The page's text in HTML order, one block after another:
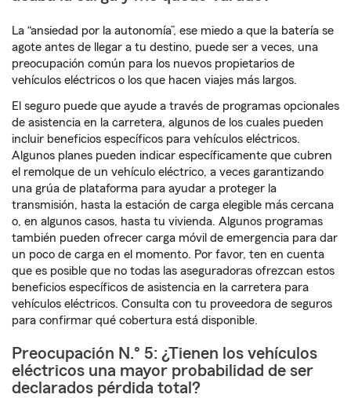
La “ansiedad por la autonomía”, ese miedo a que la batería se
agote antes de llegar a tu destino, puede ser a veces, una
preocupación común para los nuevos propietarios de
vehículos eléctricos o los que hacen viajes más largos.
El seguro puede que ayude a través de programas opcionales
de asistencia en la carretera, algunos de los cuales pueden
incluir beneficios específicos para vehículos eléctricos.
Algunos planes pueden indicar específicamente que cubren
el remolque de un vehículo eléctrico, a veces garantizando
una grúa de plataforma para ayudar a proteger la
transmisión, hasta la estación de carga elegible más cercana
o, en algunos casos, hasta tu vivienda. Algunos programas
también pueden ofrecer carga móvil de emergencia para dar
un poco de carga en el momento. Por favor, ten en cuenta
que es posible que no todas las aseguradoras ofrezcan estos
beneficios específicos de asistencia en la carretera para
vehículos eléctricos. Consulta con tu proveedora de seguros
para confirmar qué cobertura está disponible.
Preocupación N.° 5: ¿Tienen los vehículos
eléctricos una mayor probabilidad de ser
declarados pérdida total?